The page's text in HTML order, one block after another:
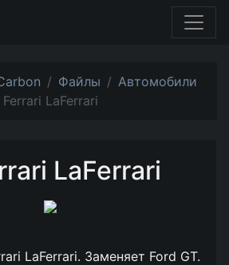
Файлы
Автомобили
LaFerrari
LaFerrari
LaFerrari. Заменяет Ford GT.